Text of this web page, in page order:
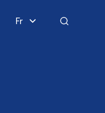
Fr Rechercher